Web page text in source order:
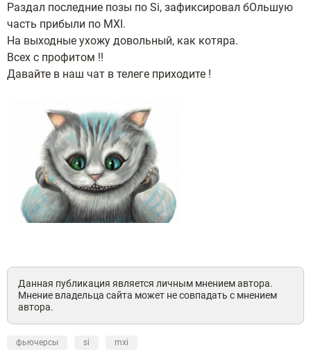
Раздал последние позы по Si, зафиксировал бОльшую
часть прибыли по MXI.
На выходные ухожу довольный, как котяра.
Всех с профитом !!
Давайте в наш чат в телеге приходите !
Данная публикация является личным мнением автора.
Мнение владельца сайта может не совпадать с мнением
автора.
фьючерсы si mxi